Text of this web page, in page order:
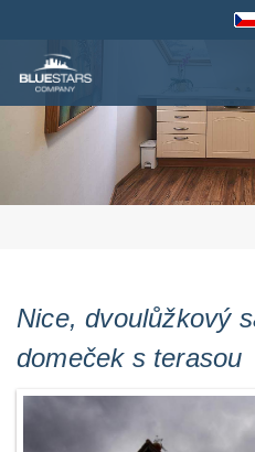
Nice, dvoulůžkový
domeček s terasou